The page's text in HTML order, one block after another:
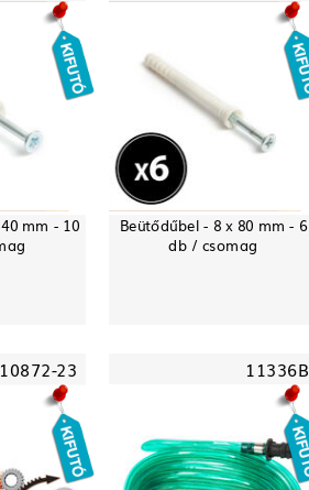
mm - 10
Beütődűbel - 8 x 80 mm - 6
db / csomag
10872-23 11336B